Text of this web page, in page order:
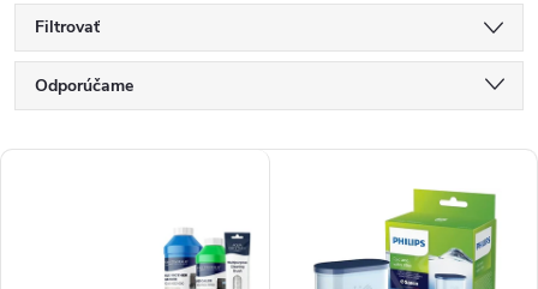
Filtrovať
ROdporúčame